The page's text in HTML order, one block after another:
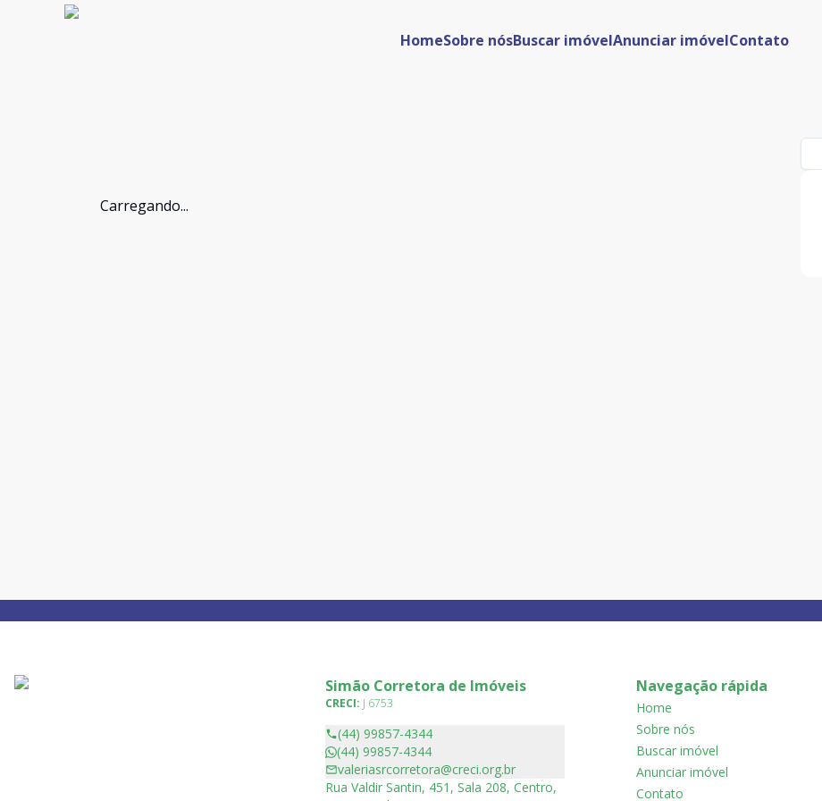
HomeSobre nósBuscar imóvelAnunciar imóvelContato
Carregando...
Simão Corretora de Imóveis
CRECI: J 6753
(44) 99857-4344
(44) 99857-4344
valeriasrcorretora@creci.org.br
Rua Valdir Santin, 451, Sala 208, Centro,
Navegação rápida
Home
Sobre nós
Buscar imóvel
Anunciar imóvel
Contato